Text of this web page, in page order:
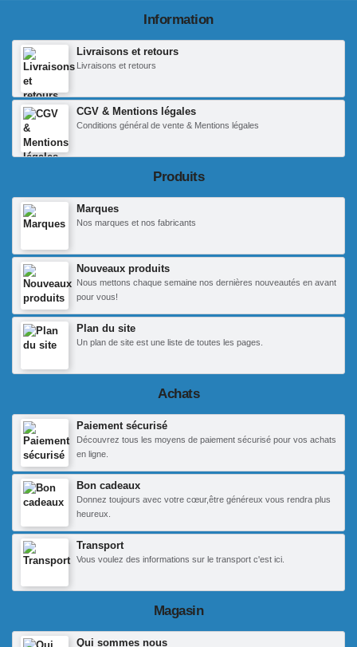
Information
Livraisons et retours
Livraisons et retours
CGV & Mentions légales
Conditions général de vente & Mentions légales
Produits
Marques
Nos marques et nos fabricants
Nouveaux produits
Nous mettons chaque semaine nos dernières nouveautés en avant
pour vous!
Plan du site
Un plan de site est une liste de toutes les pages.
Achats
Paiement sécurisé
Découvrez tous les moyens de paiement sécurisé pour vos achats
en ligne.
Bon cadeaux
Donnez toujours avec votre cœur,être généreux vous rendra plus
heureux.
Transport
Vous voulez des informations sur le transport c'est ici.
Magasin
Qui sommes nous